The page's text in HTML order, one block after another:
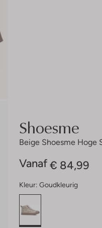
Shoesme
Beige Shoesme Hoge
Vanaf € 84,99
Kleur: Goudkleurig